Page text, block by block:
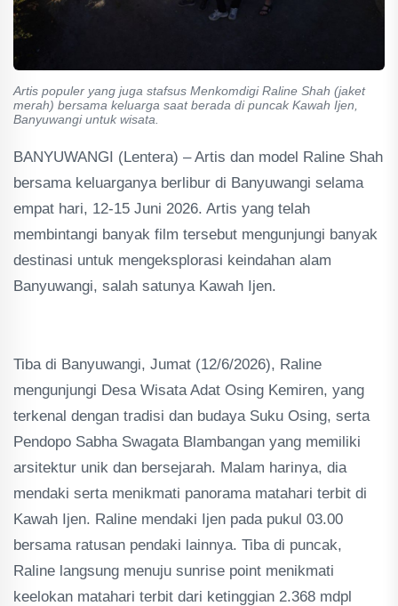
Artis populer yang juga stafsus Menkomdigi Raline Shah (jaket
merah) bersama keluarga saat berada di puncak Kawah Ijen,
Banyuwangi untuk wisata.
BANYUWANGI (Lentera) – Artis dan model Raline Shah
bersama keluarganya berlibur di Banyuwangi selama
empat hari, 12-15 Juni 2026. Artis yang telah
membintangi banyak film tersebut mengunjungi banyak
destinasi untuk mengeksplorasi keindahan alam
Banyuwangi, salah satunya Kawah Ijen.
Tiba di Banyuwangi, Jumat (12/6/2026), Raline
mengunjungi Desa Wisata Adat Osing Kemiren, yang
terkenal dengan tradisi dan budaya Suku Osing, serta
Pendopo Sabha Swagata Blambangan yang memiliki
arsitektur unik dan bersejarah. Malam harinya, dia
mendaki serta menikmati panorama matahari terbit di
Kawah Ijen. Raline mendaki Ijen pada pukul 03.00
bersama ratusan pendaki lainnya. Tiba di puncak,
Raline langsung menuju sunrise point menikmati
keelokan matahari terbit dari ketinggian 2.368 mdpl